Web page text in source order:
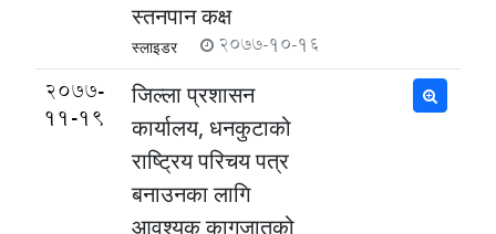
स्तनपान कक्ष
स्लाइडर 2077-10-16
2077-
11-19
जिल्ला प्रशासन
कार्यालय, धनकुटाको
राष्ट्रिय परिचय पत्र
बनाउनका लागि
आवश्यक कागजातको